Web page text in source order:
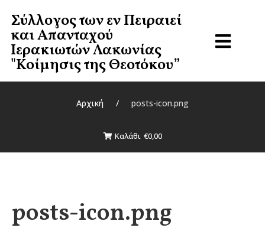
Σύλλογος των εν Πειραιεί
και Απανταχού
Ιερακιωτών Λακωνίας
"Κοίμησις της Θεοτόκου”
Αρχική / posts-icon.png
Καλάθι €0,00
posts-icon.png
Σύλλογος των Εν Πειραιεί
Και Απανταχού
Ιερακιωτών Λακωνίας
"Κοίμησις Της Θεοτόκου”
Για το Σύλλογο